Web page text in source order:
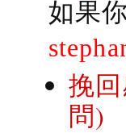
如果
挽
問)